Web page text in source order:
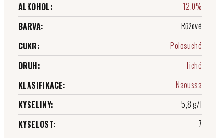
ALKOHOL:
12.0%
BARVA:
Růžové
CUKR:
Polosuché
DRUH:
Tiché
KLASIFIKACE:
Naoussa
KYSELINY:
5,8 g/l
KYSELOST:
7